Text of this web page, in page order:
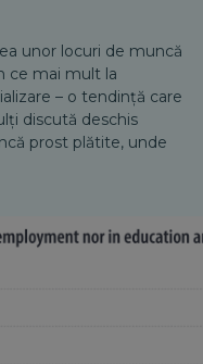
unor locuri de muncă
ce mai mult la
– o tendință care
discută deschis
prost plătite, unde